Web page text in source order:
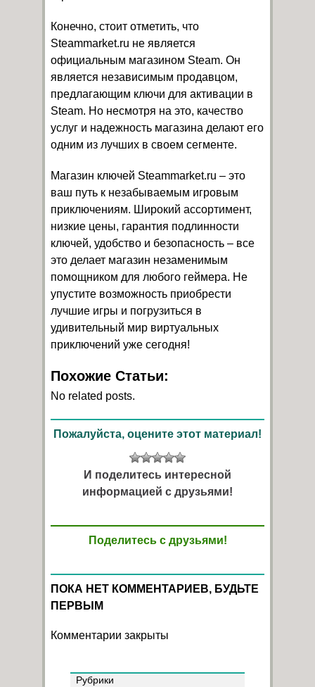
Конечно, стоит отметить, что
Steammarket.ru не является
официальным магазином Steam. Он
является независимым продавцом,
предлагающим ключи для активации в
Steam. Но несмотря на это, качество
услуг и надежность магазина делают его
одним из лучших в своем сегменте.
Магазин ключей Steammarket.ru – это
ваш путь к незабываемым игровым
приключениям. Широкий ассортимент,
низкие цены, гарантия подлинности
ключей, удобство и безопасность – все
это делает магазин незаменимым
помощником для любого геймера. Не
упустите возможность приобрести
лучшие игры и погрузиться в
удивительный мир виртуальных
приключений уже сегодня!
Похожие Статьи:
No related posts.
Пожалуйста, оцените этот материал!
И поделитесь интересной
информацией с друзьями!
Поделитесь с друзьями!
ПОКА НЕТ КОММЕНТАРИЕВ, БУДЬТЕ
ПЕРВЫМ
Комментарии закрыты
Рубрики